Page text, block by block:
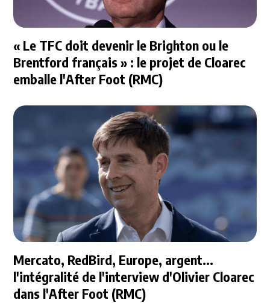
« Le TFC doit devenir le Brighton ou le
Brentford français » : le projet de Cloarec
emballe l'After Foot (RMC)
Mercato, RedBird, Europe, argent...
l'intégralité de l'interview d'Olivier Cloarec
dans l'After Foot (RMC)